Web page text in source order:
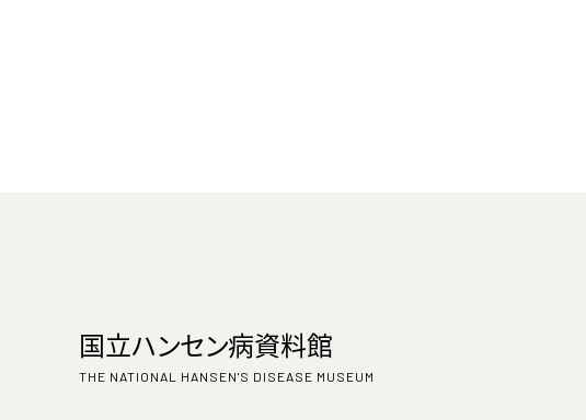
国立ハンセン病資料館
THE NATIONAL HANSEN'S DISEASE MUSEUM